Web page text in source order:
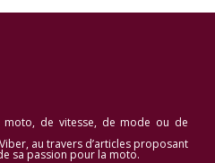
moto, de vitesse, de mode ou de
au travers d’articles proposant
sa passion pour la moto.